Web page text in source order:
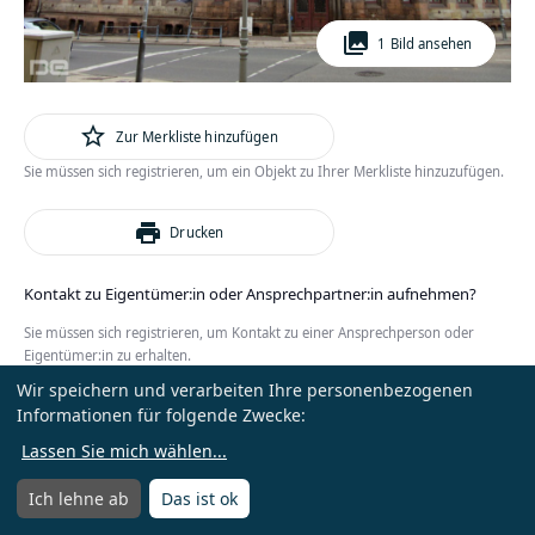
Menü öffnen
photo_library 1 Bild ansehen
star_outline Zur Merkliste hinzufügen
Sie müssen sich registrieren, um ein Objekt zu Ihrer Merkliste hinzuzufügen.
print Drucken
Kontakt zu Eigentümer:in oder Ansprechpartner:in aufnehmen?
Sie müssen sich registrieren, um Kontakt zu einer Ansprechperson oder
Eigentümer:in zu erhalten.
Anmelden oder Kostenlos registrieren
Wir speichern und verarbeiten Ihre personenbezogenen
Informationen für folgende Zwecke:
Lassen Sie mich wählen...
Ich lehne ab Das ist ok